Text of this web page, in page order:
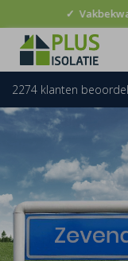
✓
2274 klanten